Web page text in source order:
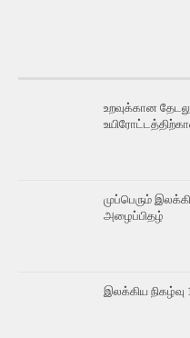
உறவுக்கான
முப்பெரும்
அழைப்பிதழ்
இலக்கிய நிகழ்வு